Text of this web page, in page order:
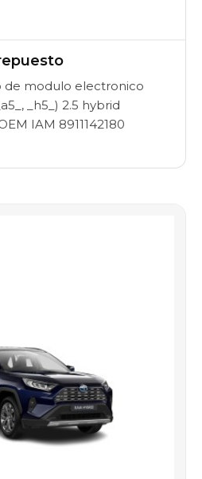
de modulo electronico
_h5_) 2.5 hybrid
IAM 8911142180